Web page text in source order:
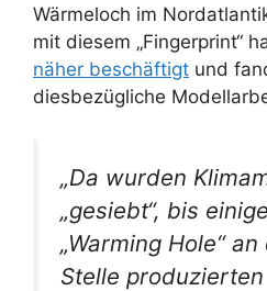
Wärmeloch im
mit diesem „Fingerprint“
näher beschäftigt und
diesbezügliche
„Da wurden
„gesiebt“, bis
„Warming Hole“
Stelle